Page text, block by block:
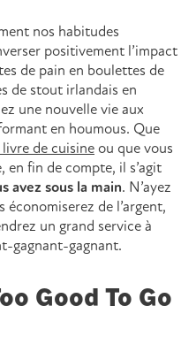
nos habitudes
positivement l’impact
de pain en boulettes de
de stout irlandais en
une nouvelle vie aux
en houmous. Que
livre de cuisine ou que vous
fin de compte, il s’agit
avez sous la main. N’ayez
économiserez de l’argent,
un grand service à
gagnant-gagnant.
Good To Go